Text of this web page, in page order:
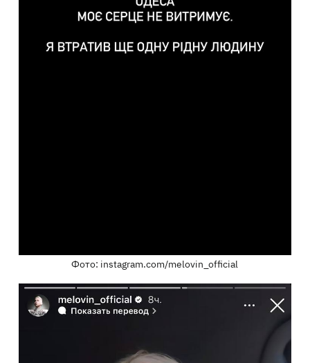
Фото: instagram.com/melovin_official